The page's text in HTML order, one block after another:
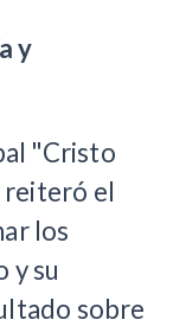
y
"Cristo
reiteró el
los
y su
sobre